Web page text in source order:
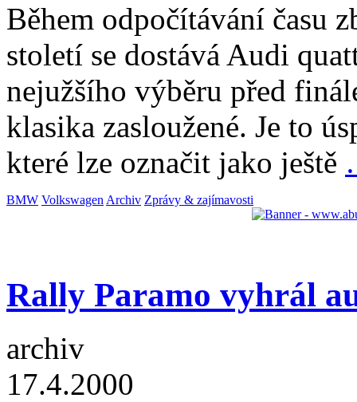
Během odpočítávání času
století se dostává Audi
nejužšího výběru před
klasika zasloužené. Je to
které lze označit jako ještě
BMW Volkswagen Archiv Zprávy & zajímavosti
Rally Paramo vyhrál
archiv
17.4.2000